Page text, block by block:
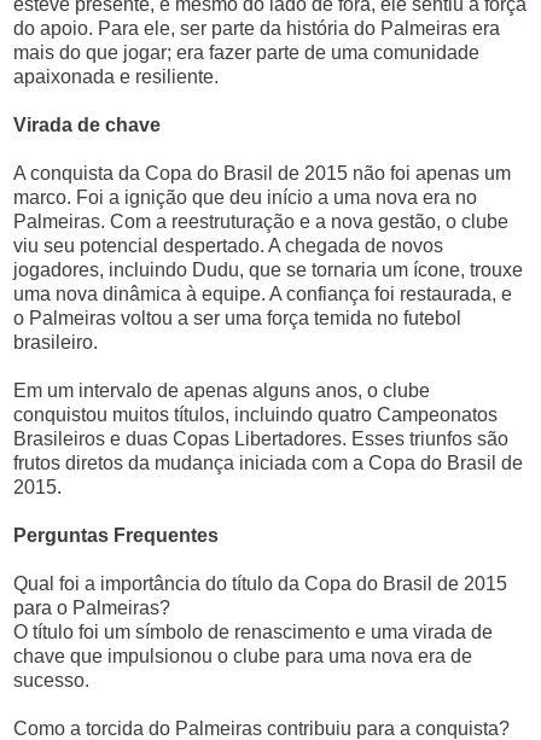
esteve presente, e mesmo do lado de fora, ele sentiu a força
do apoio. Para ele, ser parte da história do Palmeiras era
mais do que jogar; era fazer parte de uma comunidade
apaixonada e resiliente.
Virada de chave
A conquista da Copa do Brasil de 2015 não foi apenas um
marco. Foi a ignição que deu início a uma nova era no
Palmeiras. Com a reestruturação e a nova gestão, o clube
viu seu potencial despertado. A chegada de novos
jogadores, incluindo Dudu, que se tornaria um ícone, trouxe
uma nova dinâmica à equipe. A confiança foi restaurada, e
o Palmeiras voltou a ser uma força temida no futebol
brasileiro.
Em um intervalo de apenas alguns anos, o clube
conquistou muitos títulos, incluindo quatro Campeonatos
Brasileiros e duas Copas Libertadores. Esses triunfos são
frutos diretos da mudança iniciada com a Copa do Brasil de
2015.
Perguntas Frequentes
Qual foi a importância do título da Copa do Brasil de 2015
para o Palmeiras?
O título foi um símbolo de renascimento e uma virada de
chave que impulsionou o clube para uma nova era de
sucesso.
Como a torcida do Palmeiras contribuiu para a conquista?